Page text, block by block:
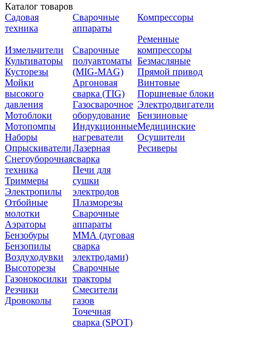
Каталог товаров
Садовая
техника
Измельчители
Культиваторы
Кусторезы
Мойки
высокого
давления
Мотоблоки
Мотопомпы
Наборы
Опрыскиватели
Снегоуборочная
техника
Триммеры
Электропилы
Отбойные
молотки
Аэраторы
Бензобуры
Бензопилы
Воздуходувки
Высоторезы
Газонокосилки
Резчики
Дровоколы
Сварочные
аппараты
Сварочные
полуавтоматы
(MIG-MAG)
Аргоновая
сварка (TIG)
Газосварочное
оборудование
Индукционные
нагреватели
Лазерная
сварка
Печи для
сушки
электродов
Плазморезы
Сварочные
аппараты
ММА (дуговая
сварка
электродами)
Сварочные
тракторы
Смесители
газов
Точечная
сварка (SPOT)
Компрессоры
Ременные
компрессоры
Безмасляные
Прямой привод
Винтовые
Поршневые блоки
Электродвигатели
Бензиновые
Медицинские
Осушители
Ресиверы